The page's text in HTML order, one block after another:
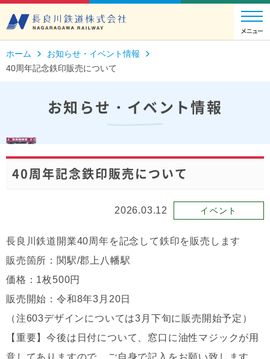
ホーム
お知らせ・イベント情報
40周年記念鉄印販売について
お知らせ・イベント情報
40周年記念鉄印販売について
2026.03.12 イベント
長良川鉄道開業40周年を記念して鉄印を販売します
販売箇所：関駅/郡上八幡駅
価格：1枚500円
販売開始：令和8年3月20日
（注603デザインについては3月下旬に販売開始予定）
【重要】今後は日付について、窓口に油性マジックが用
意してありますので、ご自身で記入をお願い致します。